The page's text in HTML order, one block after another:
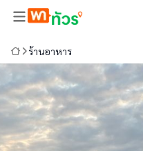
ร้านอาหาร